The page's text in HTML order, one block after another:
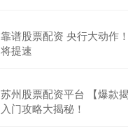
靠谱股票配资 央行大动作
将提速
苏州股票配资平台 【爆款
入门攻略大揭秘！